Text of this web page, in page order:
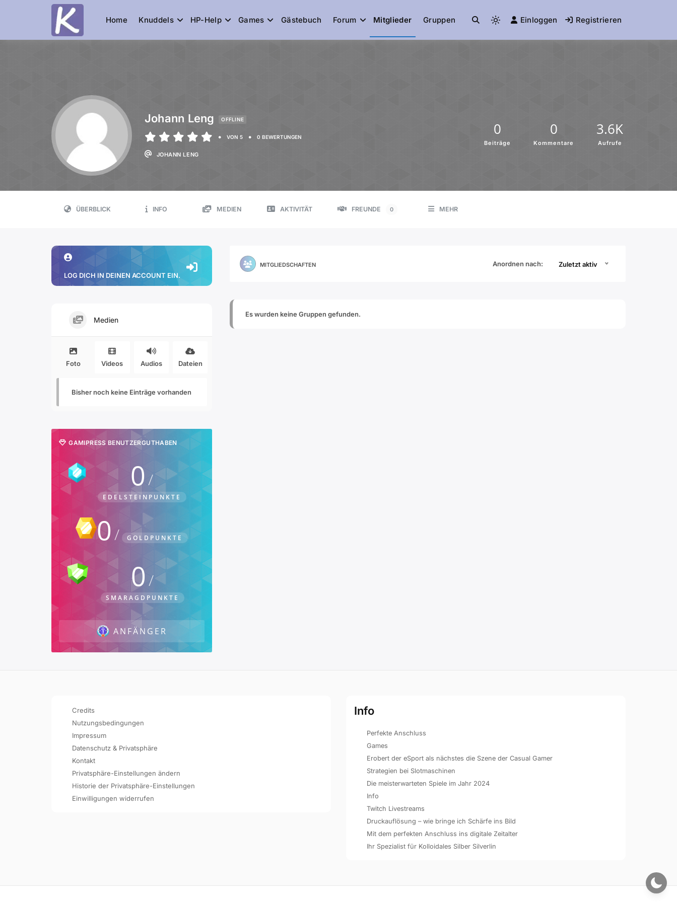
Knuddelesel.de
die Community
Home Knuddels HP-Help Games Gästebuch Forum Mitglieder Gruppen Einloggen Registrieren
Johann Leng OFFLINE
• VON 5 • 0 BEWERTUNGEN
JOHANN LENG
0
Beiträge
0
Kommentare
3.6K
Aufrufe
ÜBERBLICK INFO MEDIEN AKTIVITÄT FREUNDE 0 MEHR
MITGLIEDSCHAFTEN Anordnen nach: Zuletzt aktiv
Es wurden keine Gruppen gefunden.
LOG DICH IN DEINEN ACCOUNT EIN.
Medien
Foto Videos Audios Dateien
Bisher noch keine Einträge vorhanden
GAMIPRESS BENUTZERGUTHABEN
0
EDELSTEINPUNKTE
0 GOLDPUNKTE
0
SMARAGDPUNKTE
ANFÄNGER
Credits
Nutzungsbedingungen
Impressum
Datenschutz & Privatsphäre
Kontakt
Privatsphäre-Einstellungen ändern
Historie der Privatsphäre-Einstellungen
Einwilligungen widerrufen
Info
Perfekte Anschluss
Games
Erobert der eSport als nächstes die Szene der Casual Gamer
Strategien bei Slotmaschinen
Die meisterwarteten Spiele im Jahr 2024
Info
Twitch Livestreams
Druckauflösung – wie bringe ich Schärfe ins Bild
Mit dem perfekten Anschluss ins digitale Zeitalter
Ihr Spezialist für Kolloidales Silber Silverlin